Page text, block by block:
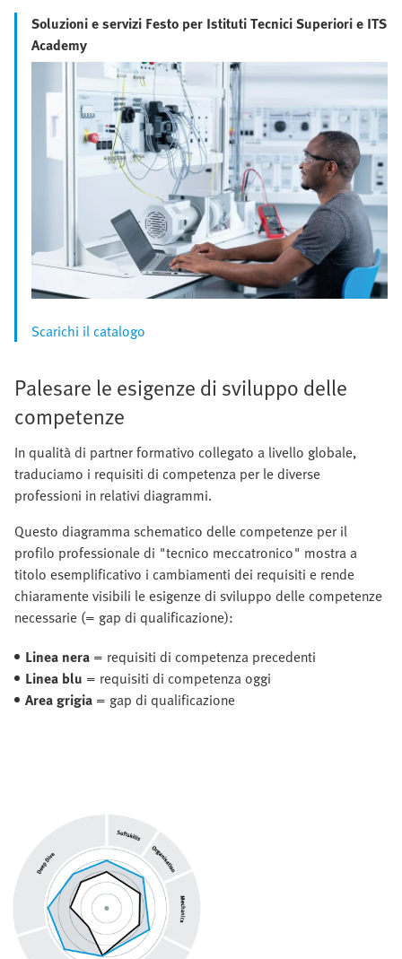
Soluzioni e servizi Festo per Istituti Tecnici Superiori e ITS
Academy
Scarichi il catalogo
Palesare le esigenze di sviluppo delle
competenze
In qualità di partner formativo collegato a livello globale,
traduciamo i requisiti di competenza per le diverse
professioni in relativi diagrammi.
Questo diagramma schematico delle competenze per il
profilo professionale di "tecnico meccatronico" mostra a
titolo esemplificativo i cambiamenti dei requisiti e rende
chiaramente visibili le esigenze di sviluppo delle competenze
necessarie (= gap di qualificazione):
Linea nera = requisiti di competenza precedenti
Linea blu = requisiti di competenza oggi
Area grigia = gap di qualificazione